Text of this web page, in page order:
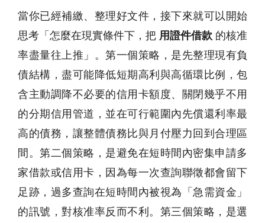
當你已經補繳、整理好文件，接下來就可以開始
思考「怎麼在現實條件下，把 用證件借款 的核准
率盡量往上推」。第一個策略，是先整理現有負
債結構，盡可能降低短期高利與高循環比例，包
含主動調降不必要的信用卡額度、關閉幾乎不用
的分期信用管道，並在可行範圍內先償還利率最
高的債務，讓整體債務比與月付壓力回到合理區
間。第二個策略，是避免在短時間內密集申請多
家借款或信用卡，因為每一次查詢聯徵都會留下
足跡，過多查詢在短時間內被視為「急需資金」
的訊號，對核准率反而不利。第三個策略，是選